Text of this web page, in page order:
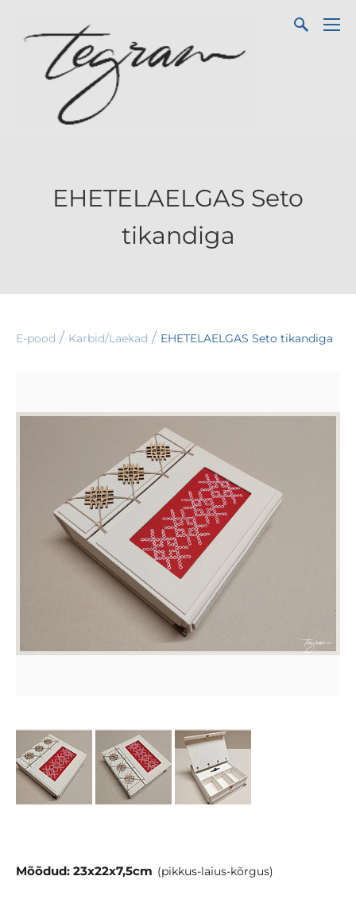
EHETELAELGAS Seto
tikandiga
E-pood / Karbid/Laekad / EHETELAELGAS Seto tikandiga
Mõõdud: 23x22x7,5cm (pikkus-laius-kõrgus)